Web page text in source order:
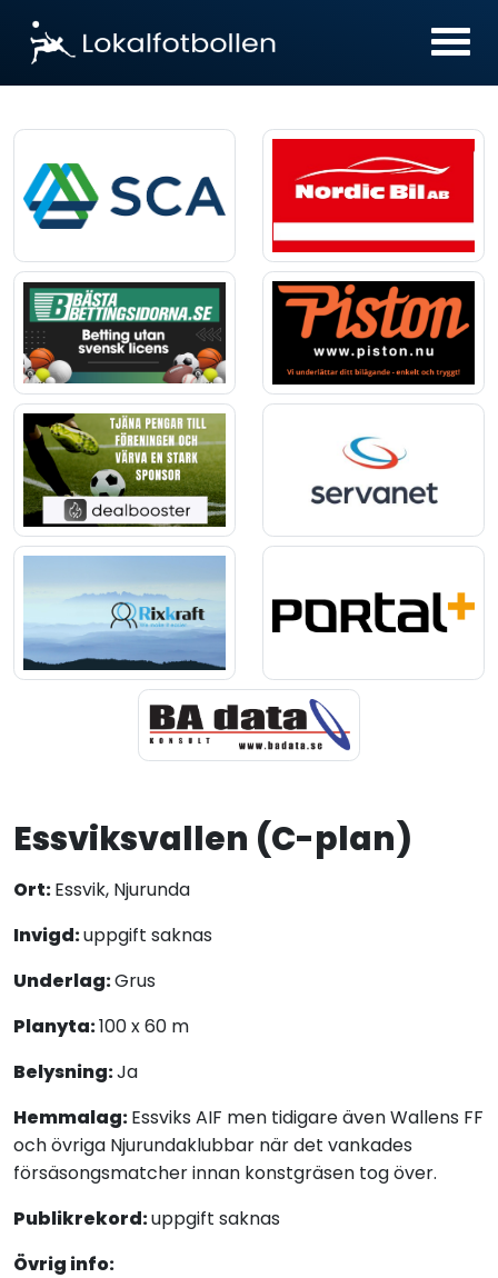
Essviksvallen (C-plan)
Ort:Essvik, Njurunda
Invigd:uppgift saknas
Underlag:Grus
Planyta:100 x 60 m
Belysning:Ja
Hemmalag:Essviks AIF men tidigare även Wallens FF
och övriga Njurundaklubbar när det vankades
försäsongsmatcher innan konstgräsen tog över.
Publikrekord:uppgift saknas
Övrig info: